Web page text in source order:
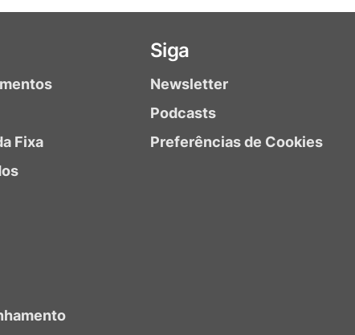
Fixa
Siga
Newsletter
Podcasts
Preferências de Cookies